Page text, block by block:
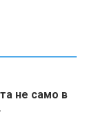
не само в